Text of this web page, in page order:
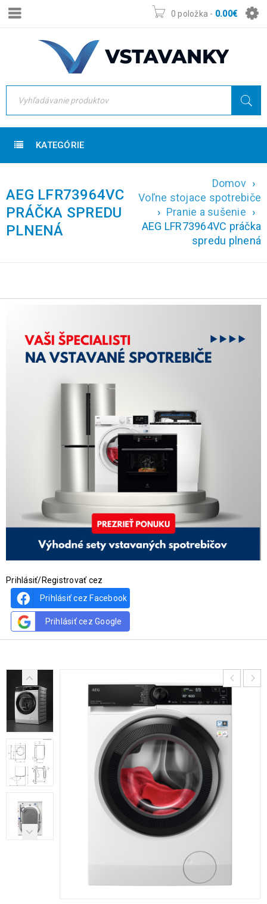
0 položka - 0.00€
KATEGÓRIE
AEG LFR73964VC
PRÁČKA SPREDU
PLNENÁ
Domov ›
Voľne stojace spotrebiče
› Pranie a sušenie ›
AEG LFR73964VC práčka
spredu plnená
Prihlásiť/Registrovať cez
Prihlásiť cez Facebook
Prihlásiť cez Google